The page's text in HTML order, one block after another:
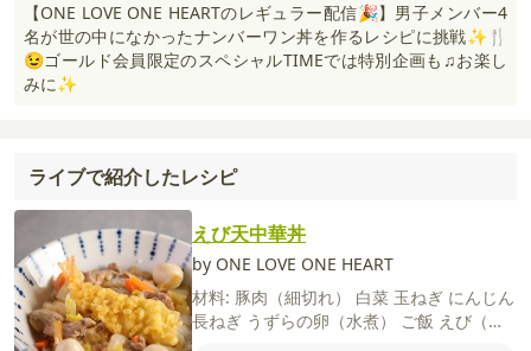
【ONE LOVE ONE HEARTのレギュラー配信🎉】男子メンバー4
名が世の中になかったナンバーワン丼を作るレシピに挑戦✨🍴
😉ゴールド会員限定のスペシャルTIMEでは特別企画も♫お楽し
みに✨
ライブで紹介したレシピ
えび天中華丼
by ONE LOVE ONE HEART
材料: 豚肉（細切れ） 白菜 玉ねぎ にんじん
長ねぎ うずらの卵（水煮） ご飯 えび（殻